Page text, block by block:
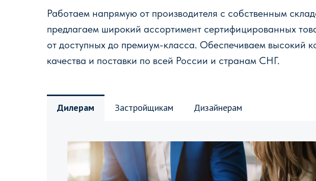
Работаем напрямую от производителя с собственным
предлагаем широкий ассортимент сертифицированных
от доступных до премиум-класса. Обеспечиваем высокий
качества и поставки по всей России и странам СНГ.
Дилерам Застройщикам Дизайнерам